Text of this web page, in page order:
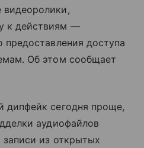
к действиям —
предоставления доступа
Об этом сообщает
дипфейк сегодня проще,
аудиофайлов
из открытых